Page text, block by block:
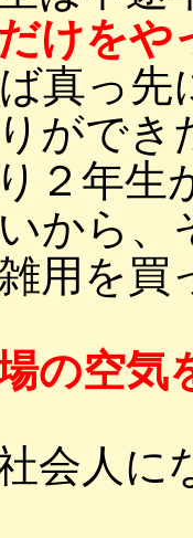
けをや
真っ先
ができ
２年生
から、
用を
の空気
会人に